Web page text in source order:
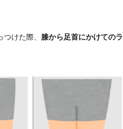
けた際、 膝から足首にかけての